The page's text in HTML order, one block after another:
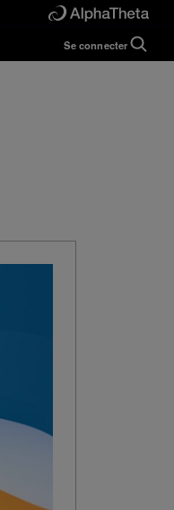
Se connecter